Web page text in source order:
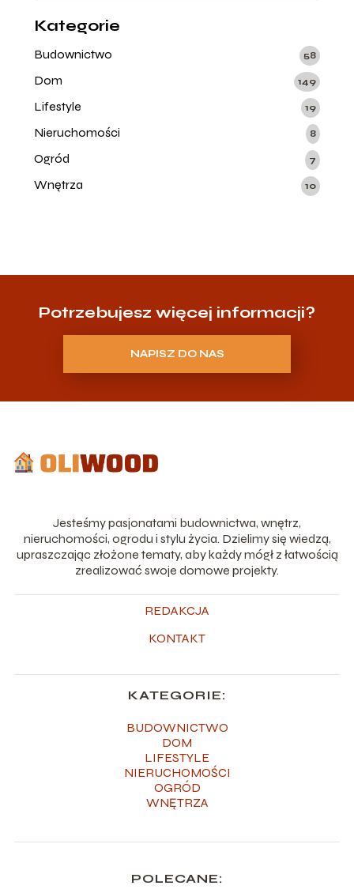
Kategorie
Budownictwo 58
Dom 149
Lifestyle 19
Nieruchomości 8
Ogród 7
Wnętrza 10
Potrzebujesz więcej informacji?
NAPISZ DO NAS
Jesteśmy pasjonatami budownictwa, wnętrz,
nieruchomości, ogrodu i stylu życia. Dzielimy się wiedzą,
upraszczając złożone tematy, aby każdy mógł z łatwością
zrealizować swoje domowe projekty.
REDAKCJA
KONTAKT
KATEGORIE:
BUDOWNICTWO
DOM
LIFESTYLE
NIERUCHOMOŚCI
OGRÓD
WNĘTRZA
POLECANE: